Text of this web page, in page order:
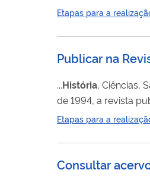
internacionais no
Etapas para a
Publicar na
...História, Ciências,
de 1994, a revista
resenhas de livros
Etapas para a
Consultar